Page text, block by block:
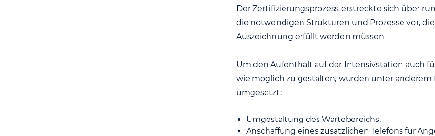
Der Zertifizierungsprozess erstreckte sich über
die notwendigen Strukturen und Prozesse vor,
Auszeichnung erfüllt werden müssen.
Um den Aufenthalt auf der Intensivstation auch
wie möglich zu gestalten, wurden unter anderem
umgesetzt:
Umgestaltung des Wartebereichs,
Anschaffung eines zusätzlichen Telefons für